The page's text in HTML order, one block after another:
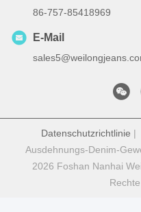
86-757-85418969
E-Mail
Datenschutzrichtlinie |
Ausdehnungs-Denim-
2026 Foshan Nanhai